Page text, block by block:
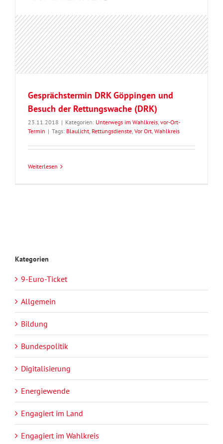
Gesprächstermin DRK Göppingen und
Besuch der Rettungswache (DRK)
23.11.2018 | Kategorien: Unterwegs im Wahlkreis, vor-Ort-
Termin | Tags: Blaulicht, Rettungsdienste, Vor Ort, Wahlkreis
Weiterlesen
Kategorien
9-Euro-Ticket
Allgemein
Bildung
Bundespolitik
Digitalisierung
Energiewende
Engagiert im Land
Engagiert im Wahlkreis